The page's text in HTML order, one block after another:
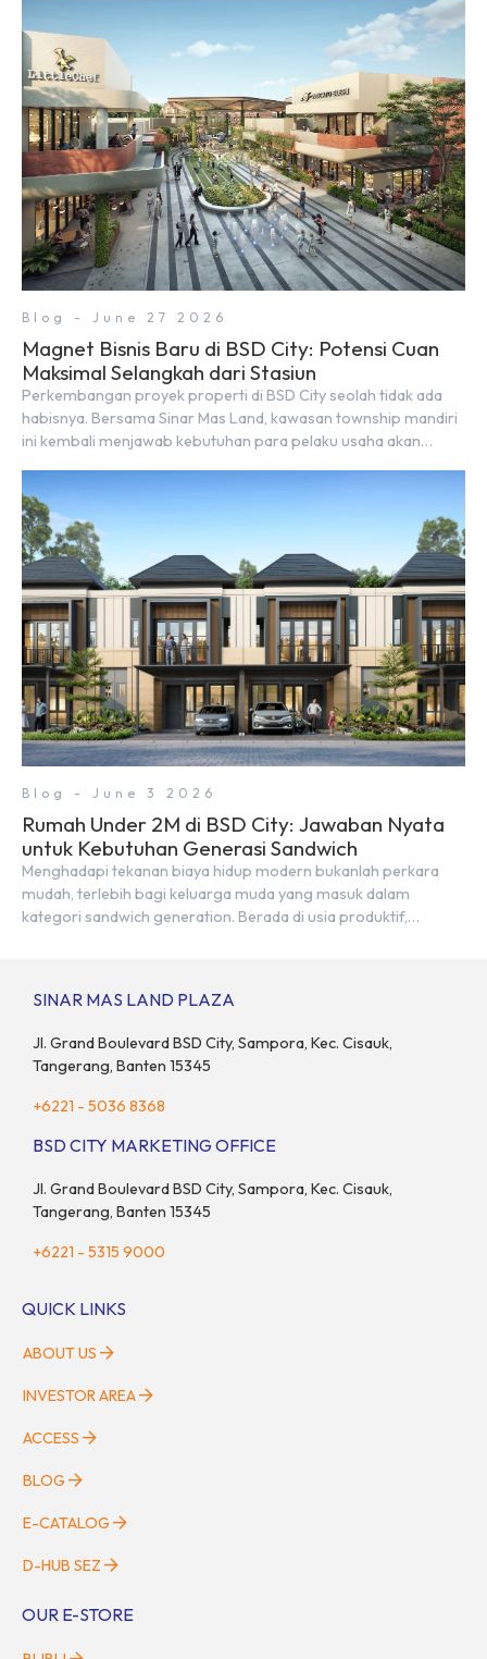
sekitar yang rindang, estetik, dan menenangkan. Sebagai
kawasan township terpadu, BSD City terus bertransformasi
menjadi area hunian modern yang sangat mendukung […]
Blog - June 27 2026
Magnet Bisnis Baru di BSD City: Potensi Cuan
Maksimal Selangkah dari Stasiun
Perkembangan proyek properti di BSD City seolah tidak ada
habisnya. Bersama Sinar Mas Land, kawasan township mandiri
ini kembali menjawab kebutuhan para pelaku usaha akan
keunggulan geografis yang sangat strategis. Letaknya
menempel langsung dengan dua pusat pergerakan massa […]
Blog - June 3 2026
Rumah Under 2M di BSD City: Jawaban Nyata
untuk Kebutuhan Generasi Sandwich
Menghadapi tekanan biaya hidup modern bukanlah perkara
mudah, terlebih bagi keluarga muda yang masuk dalam
kategori sandwich generation. Berada di usia produktif,
Fenomena urban ini kian marak di kota-kota besar, termasuk di
SINAR MAS LAND PLAZA
Jl. Grand Boulevard BSD City, Sampora, Kec. Cisauk,
Tangerang, Banten 15345
+6221 - 5036 8368
BSD CITY MARKETING OFFICE
Jl. Grand Boulevard BSD City, Sampora, Kec. Cisauk,
Tangerang, Banten 15345
+6221 - 5315 9000
QUICK LINKS
ABOUT US
INVESTOR AREA
ACCESS
BLOG
E-CATALOG
D-HUB SEZ
OUR E-STORE